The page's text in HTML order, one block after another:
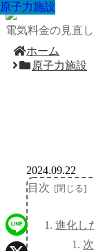
電気料金の見直
ホーム
原子力施設
原子力施設
2024.09.22
目次
進化し
原子力施設
原子力施設
原子力施設
原子力施設
原子力施設
原子力施設
原子力施設
原子力施設
Line